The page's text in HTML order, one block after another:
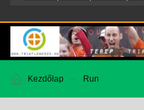
Kezdőlap Run